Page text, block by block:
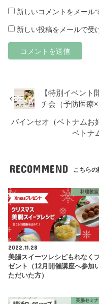
新しいコメントをメール
新しい投稿をメールで受
【特別イベン
チ会（予防医療
バインセオ（ベトナムお
ベトナ
RECOMMEND こちらの
料理教室
2022.11.28
美腸スイーツレシピもれなく
ゼント（12月開催講座へ参加
ただいた方）
美腸セミ